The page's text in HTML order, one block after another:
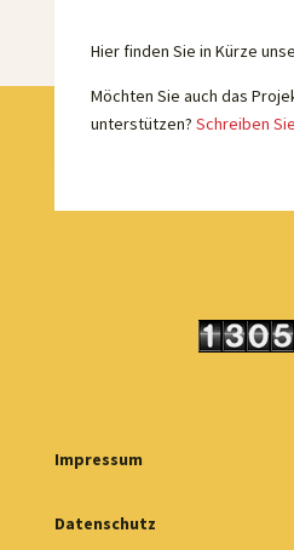
Hier finden Sie in Kürze
Möchten Sie auch das
unterstützen? Schreiben
Impressum
Datenschutz